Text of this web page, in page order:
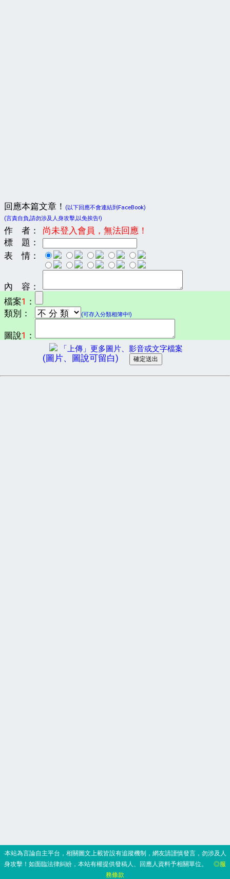
回應本篇文章！
(以下回應不會連結到FaceBook)
(言責自負,請勿涉及人身攻擊,以免挨告!)
作 者：
尚未登入會員，無法回應！
標 題：
表 情：
內 容：
檔案1 ：
類別：
(可存入分類相簿中!)
圖說1 ：
「上傳」更多圖片、影音或文字檔案
(圖片、圖說可留白)
‧本站為言論自主平台，相關圖文上載皆設有追蹤機制，網友請謹慎發言，勿涉及人
身攻擊！如面臨法律糾紛，本站有權提供發稿人、回應人資料予相關單位。 ◎服
務條款